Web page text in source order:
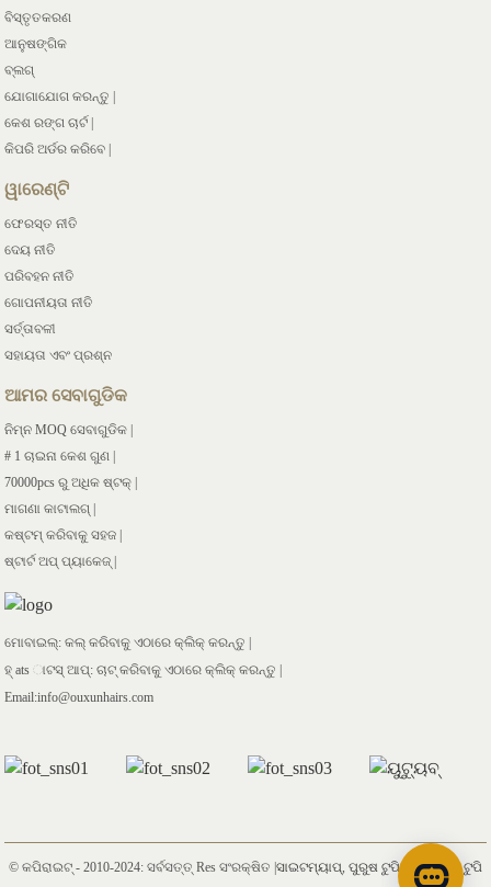
ବିସ୍ତୃତକରଣ
ଆନୁଷଙ୍ଗିକ
ବ୍ଲଗ୍
ଯୋଗାଯୋଗ କରନ୍ତୁ |
କେଶ ରଙ୍ଗ ଚାର୍ଟ |
କିପରି ଅର୍ଡର କରିବେ |
ୱାରେଣ୍ଟି
ଫେରସ୍ତ ନୀତି
ଦେୟ ନୀତି
ପରିବହନ ନୀତି
ଗୋପନୀୟତା ନୀତି
ସର୍ତ୍ତାବଳୀ
ସହାୟତା ଏବଂ ପ୍ରଶ୍ନ
ଆମର ସେବାଗୁଡିକ
ନିମ୍ନ MOQ ସେବାଗୁଡିକ |
# 1 ଚାଇନା କେଶ ଗୁଣ |
70000pcs ରୁ ଅଧିକ ଷ୍ଟକ୍ |
ମାଗଣା କାଟାଲଗ୍ |
କଷ୍ଟମ୍ କରିବାକୁ ସହଜ |
ଷ୍ଟାର୍ଟ ଅପ୍ ପ୍ୟାକେଜ୍ |
ମୋବାଇଲ୍: କଲ୍ କରିବାକୁ ଏଠାରେ କ୍ଲିକ୍ କରନ୍ତୁ |
ହ୍ ats ାଟସ୍ ଆପ୍: ଚାଟ୍ କରିବାକୁ ଏଠାରେ କ୍ଲିକ୍ କରନ୍ତୁ |
Email:info@ouxunhairs.com
© କପିରାଇଟ୍ - 2010-2024: ସର୍ବସତ୍ତ୍ Res ସଂରକ୍ଷିତ | ସାଇଟମ୍ୟାପ୍, ପୁରୁଷ ଟୁପି, ଫୁଲ୍ ଲେସ୍ ଟୁପି